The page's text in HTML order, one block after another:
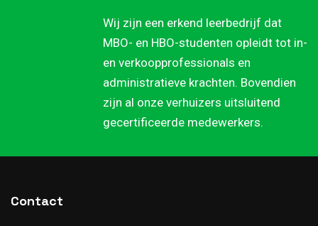
Wij zijn een erkend leerbedrijf dat
MBO- en HBO-studenten opleidt tot in-
en verkoopprofessionals en
administratieve krachten. Bovendien
zijn al onze verhuizers uitsluitend
gecertificeerde medewerkers.
Contact